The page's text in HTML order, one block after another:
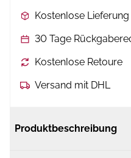
Kostenlose
30 Tage
Kostenlose Retoure
Versand mit DHL
Produktbeschreibung